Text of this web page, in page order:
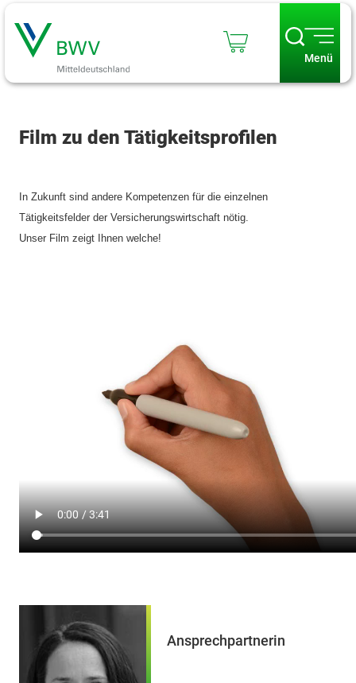
Menü
Film zu den Tätigkeitsprofilen
In Zukunft sind andere Kompetenzen für die einzelnen
Tätigkeitsfelder der Versicherungswirtschaft nötig.
Unser Film zeigt Ihnen welche!
Ansprechpartnerin